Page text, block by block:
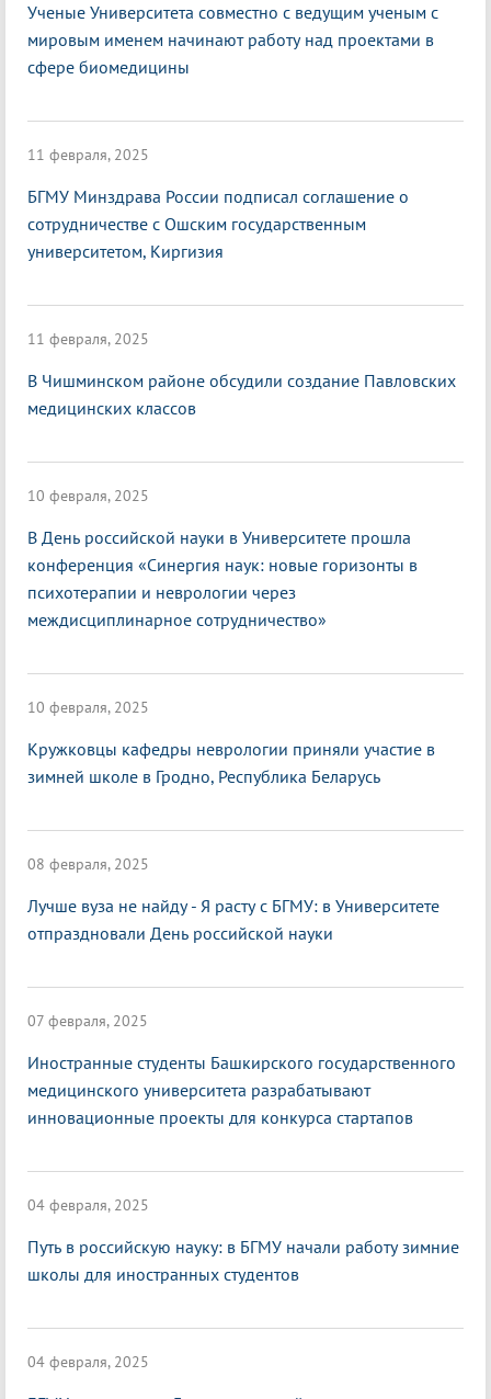
Ученые Университета совместно с ведущим ученым с
мировым именем начинают работу над проектами в
сфере биомедицины
11 февраля, 2025
БГМУ Минздрава России подписал соглашение о
сотрудничестве с Ошским государственным
университетом, Киргизия
11 февраля, 2025
В Чишминском районе обсудили создание Павловских
медицинских классов
10 февраля, 2025
В День российской науки в Университете прошла
конференция «Синергия наук: новые горизонты в
психотерапии и неврологии через
междисциплинарное сотрудничество»
10 февраля, 2025
Кружковцы кафедры неврологии приняли участие в
зимней школе в Гродно, Республика Беларусь
08 февраля, 2025
Лучше вуза не найду - Я расту с БГМУ: в Университете
отпраздновали День российской науки
07 февраля, 2025
Иностранные студенты Башкирского государственного
медицинского университета разрабатывают
инновационные проекты для конкурса стартапов
04 февраля, 2025
Путь в российскую науку: в БГМУ начали работу зимние
школы для иностранных студентов
04 февраля, 2025